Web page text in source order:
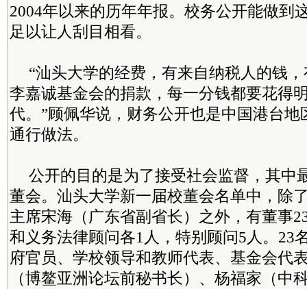
2004年以来的历年年报。校务公开能做到
足以让人刮目相看。
“汕头大学的经费，有来自纳税人的钱
李嘉诚基金会的捐款，每一分钱都要花得
代。”顾佩华说，财务公开也是中国港台
通行做法。
公开的目的是为了接受社会监督，其中
董会。汕头大学新一届校董会名单中，除
主席宋海（广东省副省长）之外，有董事
和义务法律顾问各1人，特别顾问5人。23
府官员、学校领导和教师代表、基金会代
（博鳌亚洲论坛前秘书长）、杨福家（中